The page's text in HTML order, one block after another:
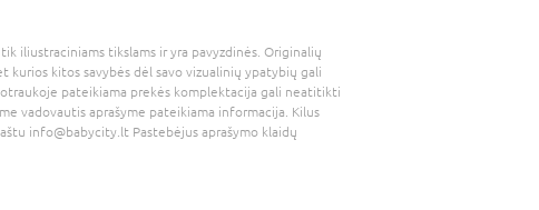
iliustraciniams tikslams ir yra pavyzdinės. Originalių
kurios kitos savybės dėl savo vizualinių ypatybių gali
pateikiama prekės komplektacija gali neatitikti
vadovautis aprašyme pateikiama informacija. Kilus
info@babycity.lt Pastebėjus aprašymo klaidų